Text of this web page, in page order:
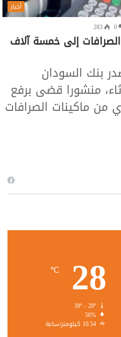
أخبار
0
283
إلى خمسة آلاف
بنك السودان
منشورا قضى برفع
ماكينات الصرافات
28
℃
56%
10.54 كيلومتر/ساعة